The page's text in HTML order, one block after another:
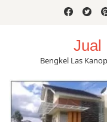
Jual
Bengkel Las